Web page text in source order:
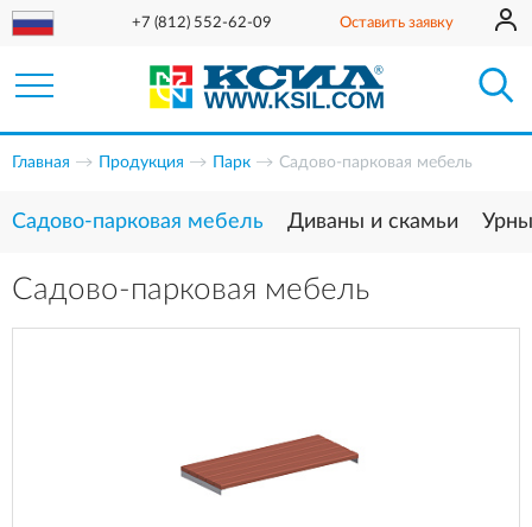
+7 (812) 552-62-09 Оставить заявку
Главная Продукция Парк Садово-парковая мебель
Садово-парковая мебель Диваны и скамьи Урны
Садово-парковая мебель